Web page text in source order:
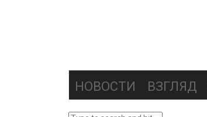
НОВОСТИ ВЗГЛЯД